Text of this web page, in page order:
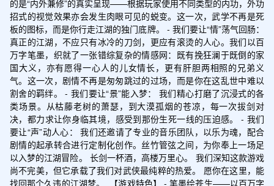
的是“内外兼修”的真实呈现——根据玩家使用不同类型的内功，外功
招式的视觉效果亦会发生肉眼可见的蜕变。这一次，武学不再是死
板的图标，而是你行走江湖的独门底牌。 - 我们要让“情”荡气回肠：
真正的江湖，不应只有冰冷的刀剑，更应有滚烫的人心。我们以百
万字笔墨，织就了一张错综复杂的情感网：既有挽狂澜于既倒的家
国大义，亦有愿得一心人的儿女情长，更有肝胆两相照的兄弟义
气。这一次，剧情不再是匆匆跳过的过场，而是你在这乱世中难以
割舍的羁绊。 - 我们要让“景”能入梦： 我们精心打磨了沉浸式的各
类场景。从枯藤老树的萧瑟，到大漠孤烟的苍凉，每一次拔剑对
决，都力求让你身临其境，感受到那份生死一线的压迫感。 - 我们
要让“声”动人心： 我们还邀请了专业的音乐团队，以乐为魂，配合
剧情的起承转合进行定制化创作。丝竹管弦之间，为你奉上一场足
以入梦的江湖冒险。 长剑一杯酒，高楼万里心。 我们深知这款游戏
尚不完美，但它承载了我们对武侠最纯粹的热爱。 愿你在这里，能
找回那个久违的江湖梦。  【游戏特色】 - 笔墨绘苍生——以百万字